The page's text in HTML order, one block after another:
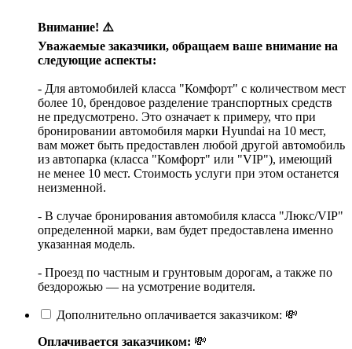
Внимание! ⚠️
Уважаемые заказчики, обращаем ваше внимание на
следующие аспекты:
- Для автомобилей класса "Комфорт" с количеством мест
более 10, брендовое разделение транспортных средств
не предусмотрено. Это означает к примеру, что при
бронировании автомобиля марки Hyundai на 10 мест,
вам может быть предоставлен любой другой автомобиль
из автопарка (класса "Комфорт" или "VIP"), имеющий
не менее 10 мест. Стоимость услуги при этом останется
неизменной.
- В случае бронирования автомобиля класса "Люкс/VIP"
определенной марки, вам будет предоставлена именно
указанная модель.
- Проезд по частным и грунтовым дорогам, а также по
бездорожью — на усмотрение водителя.
Дополнительно оплачивается заказчиком: 💸
Оплачивается заказчиком: 💸